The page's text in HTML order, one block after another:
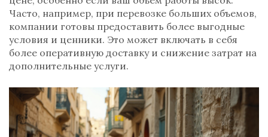
Часто, например, при перевозке больших объемов,
компании готовы предоставить более выгодные
условия и ценники. Это может включать в себя
более оперативную доставку и снижение затрат на
дополнительные услуги.